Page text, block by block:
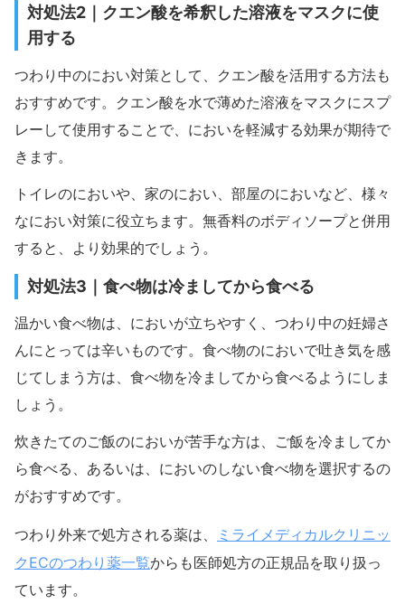
対処法2｜クエン酸を希釈した溶液をマスクに使
用する
つわり中のにおい対策として、クエン酸を活用する方法も
おすすめです。クエン酸を水で薄めた溶液をマスクにスプ
レーして使用することで、においを軽減する効果が期待で
きます。
トイレのにおいや、家のにおい、部屋のにおいなど、様々
なにおい対策に役立ちます。無香料のボディソープと併用
すると、より効果的でしょう。
対処法3｜食べ物は冷ましてから食べる
温かい食べ物は、においが立ちやすく、つわり中の妊婦さ
んにとっては辛いものです。食べ物のにおいで吐き気を感
じてしまう方は、食べ物を冷ましてから食べるようにしま
しょう。
炊きたてのご飯のにおいが苦手な方は、ご飯を冷ましてか
ら食べる、あるいは、においのしない食べ物を選択するの
がおすすめです。
つわり外来で処方される薬は、
ミライメディカルクリニッ
クECのつわり薬一覧からも医師処方の正規品を取り扱っ
ています。